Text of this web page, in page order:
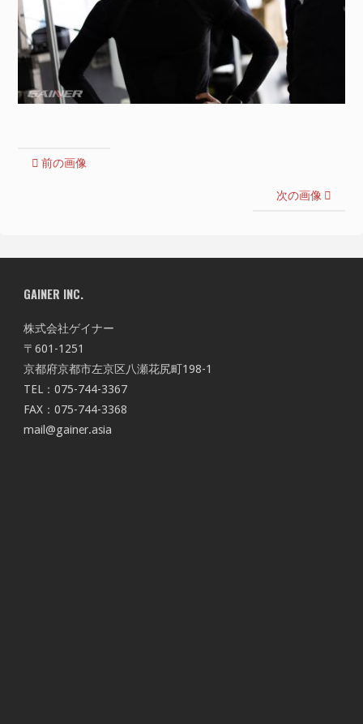
前の画像
次の画像
GAINER INC.
株式会社ゲイナー
〒601-1251
京都府京都市左京区八瀬花尻町198-1
TEL：075-744-3367
FAX：075-744-3368
mail@gainer.asia